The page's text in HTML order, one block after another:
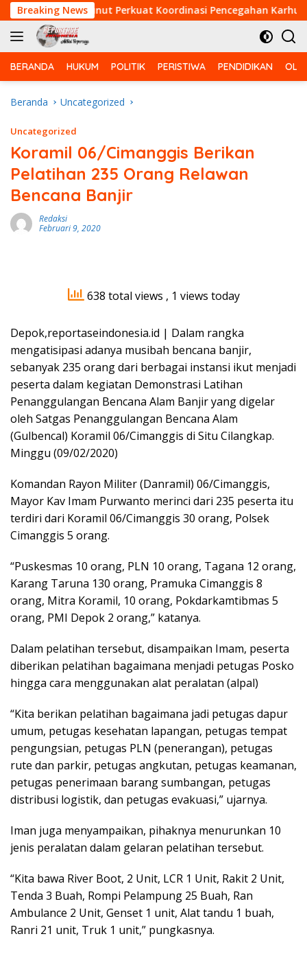
Langsung
ke
konten
Breaking News
03/Bunut Perkuat Koordinasi Pencegahan Karhutla
BERANDA HUKUM POLITIK PERISTIWA PENDIDIKAN
Beranda Uncategorized
Uncategorized
Koramil 06/Cimanggis Berikan
Pelatihan 235 Orang Relawan
Bencana Banjir
Redaksi
Februari 9, 2020
638 total views , 1 views today
Depok,reportaseindonesia.id | Dalam rangka
mengatisipasi adanya musibah bencana banjir,
sebanyak 235 orang dari berbagai instansi ikut menjadi
peserta dalam kegiatan Demonstrasi Latihan
Penanggulangan Bencana Alam Banjir yang digelar
oleh Satgas Penanggulangan Bencana Alam
(Gulbencal) Koramil 06/Cimanggis di Situ Cilangkap.
Minggu (09/02/2020)
Komandan Rayon Militer (Danramil) 06/Cimanggis,
Mayor Kav Imam Purwanto merinci dari 235 peserta itu
terdiri dari Koramil 06/Cimanggis 30 orang, Polsek
Cimanggis 5 orang.
“Puskesmas 10 orang, PLN 10 orang, Tagana 12 orang,
Karang Taruna 130 orang, Pramuka Cimanggis 8
orang, Mitra Koramil, 10 orang, Pokdarkamtibmas 5
orang, PMI Depok 2 orang,” katanya.
Dalam pelatihan tersebut, disampaikan Imam, peserta
diberikan pelatihan bagaimana menjadi petugas Posko
hingga cara menggunakan alat peralatan (alpal)
“Kita berikan pelatihan bagaimana jadi petugas dapur
umum, petugas kesehatan lapangan, petugas tempat
pengungsian, petugas PLN (penerangan), petugas
rute dan parkir, petugas angkutan, petugas keamanan,
petugas penerimaan barang sumbangan, petugas
distribusi logistik, dan petugas evakuasi,” ujarnya.
Iman juga menyampaikan, pihaknya menurunkan 10
jenis peralatan dalam gelaran pelatihan tersebut.
“Kita bawa River Boot, 2 Unit, LCR 1 Unit, Rakit 2 Unit,
Tenda 3 Buah, Rompi Pelampung 25 Buah, Ran
Ambulance 2 Unit, Genset 1 unit, Alat tandu 1 buah,
Ranri 21 unit, Truk 1 unit,” pungkasnya.